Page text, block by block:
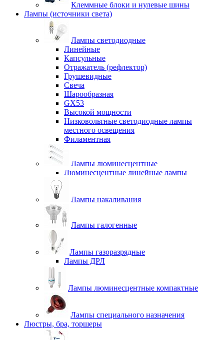
Клеммные блоки и нулевые шины
Лампы (источники света)
Лампы светодиодные
Линейные
Капсульные
Отражатель (рефлектор)
Грушевидные
Свеча
Шарообразная
GX53
Высокой мощности
Низковольтные светодиодные лампы
местного освещения
Филаментная
Лампы люминесцентные
Люминесцентные линейные лампы
Лампы накаливания
Лампы галогенные
Лампы газоразрядные
Лампы ДРЛ
Лампы люминесцентные компактные
Лампы специального назначения
Люстры, бра, торшеры